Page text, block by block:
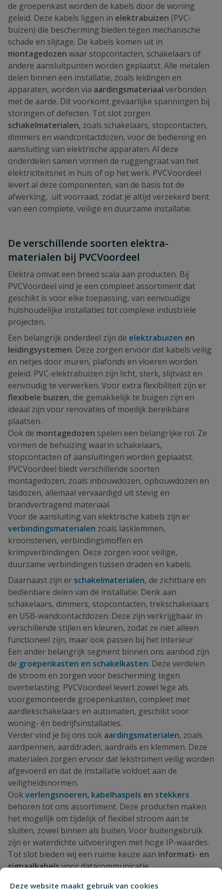
Deze website maakt gebruik van cookies
de groepenkast worden de kabels door de woning
geleid. Deze kabels liggen in elektrabuizen (PVC-
buizen) die bescherming bieden tegen mechanische
schade en slijtage. De kabels komen uit in
montagedozen waar stopcontacten, schakelaars of
andere aansluitpunten worden geplaatst. Alle metalen
delen binnen een installatie, zoals leidingen en
apparaten, worden via aardingsmateriaal verbonden
met de aarde. Dit voorkomt gevaarlijke spanningen bij
storingen of defecten. Tot slot zorgen
schakelmaterialen, zoals schakelaars, stopcontacten,
dimmers en wandcontactdozen, voor de bediening en
aansluiting van elektrische apparaten. Al deze
onderdelen samen vormen de ruggengraat van het
elektriciteitsnet in huis of op het werk. PVCVoordeel
levert al deze componenten, van de basis tot de
afwerking, uit voorraad, zodat je altijd verzekerd bent
van een complete, veilige en duurzame installatie.
De verschillende soorten elektra-
materialen bij PVCVoordeel
Elektra omvat een breed scala aan producten. Bij
PVCVoordeel vind je een compleet assortiment dat
geschikt is voor elke toepassing, van eenvoudige
huishoudelijke installaties tot complexe industriële
projecten.
Een belangrijk onderdeel zijn de elektrabuizen en
leidingsystemen. Deze zorgen ervoor dat kabels veilig
en netjes door muren, plafonds en vloeren worden
geleid. PVC-elektrabuizen zijn licht, sterk, slijtvast en
eenvoudig te verwerken. Voor extra flexibiliteit zijn er
flexibele buizen, die gemakkelijk te buigen zijn en
ideaal zijn voor renovaties of moeilijk bereikbare
plaatsen.
Ook de montagedozen spelen een belangrijke rol. Ze
vormen de behuizing waarin schakelaars,
stopcontacten of aansluitingen worden geplaatst.
PVCVoordeel biedt verschillende soorten
montagedozen, zoals inbouwdozen, opbouwdozen en
lasdozen, allemaal vervaardigd uit stevig en
brandvertragend materiaal.
Voor de aansluiting van elektrische kabels zijn er
verbindingsmaterialen zoals lasklemmen,
kroonstenen, verbindingsmoffen en
krimpverbindingen. Deze zorgen voor veilige,
duurzame verbindingen tussen draden en kabels.
Daarnaast zijn er schakelmaterialen, de zichtbare en
bedienbare delen van de installatie. Denk aan
schakelaars, dimmers, stopcontacten, trekschakelaars
en USB-wandcontactdozen. Deze zijn verkrijgbaar in
verschillende stijlen en kleuren, zodat ze niet alleen
functioneel zijn, maar ook passen bij het interieur.
Een ander belangrijk segment binnen ons aanbod zijn
de groepenkasten en schakelkasten. Deze verdelen
de stroom en zorgen voor bescherming tegen
overbelasting. PVCVoordeel levert zowel lege als
voorgemonteerde groepenkasten, compleet met
aardlekschakelaars en automaten, geschikt voor
woning- én bedrijfsinstallaties.
Verder vind je bij ons ook aardingsmaterialen, zoals
aardpennen, aarddraden, aardrails en klemmen. Deze
materialen zorgen ervoor dat lekstromen veilig worden
afgevoerd en dat de installatie voldoet aan de
veiligheidsnormen.
Ookverlengsnoeren, kabelhaspels en stekkers
behoren tot ons assortiment. Deze producten maken
het mogelijk om tijdelijk of flexibel stroom aan te
sluiten, zowel binnen als buiten. Voor buitengebruik
zijn er waterdichte uitvoeringen met hoge IP-waardes.
Tot slot bieden wij een ruime keuze aan informati- en
signaalkabelsvoor datacommunicatie,